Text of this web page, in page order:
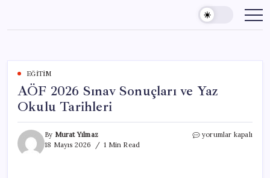
content
EĞITIM
AÖF 2026 Sınav Sonuçları ve Yaz
Okulu Tarihleri
By Murat Yılmaz
18 Mayıs 2026
1 Min Read
AÖF
yorumlar kapalı